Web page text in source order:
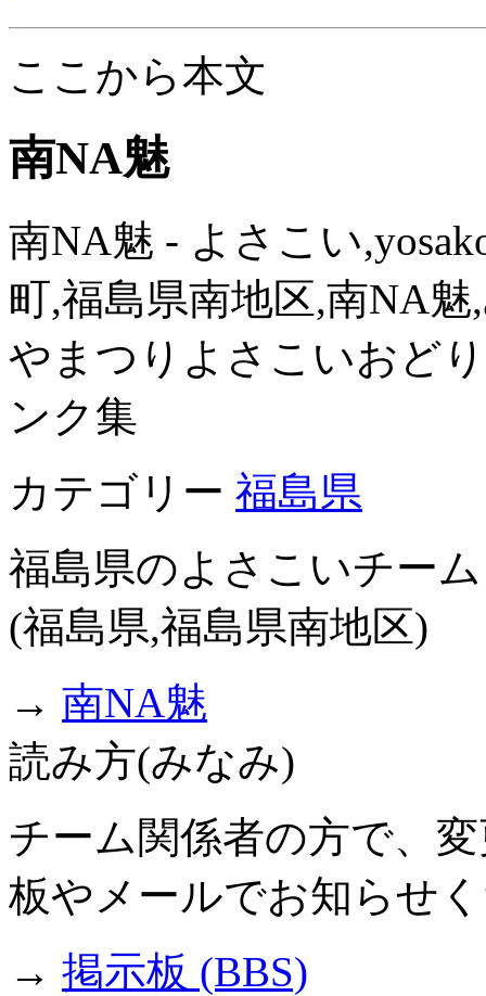
ここから本文
南NA魅
南NA魅 - よさこい
町,福島県南地区,南NA
やまつりよさこいおど
ンク集
カテゴリー 福島県
福島県のよさこいチーム
(福島県,福島県南地区)
→ 南NA魅
読み方(みなみ)
チーム関係者の方で、
板やメールでお知らせ
→ 掲示板 (BBS)